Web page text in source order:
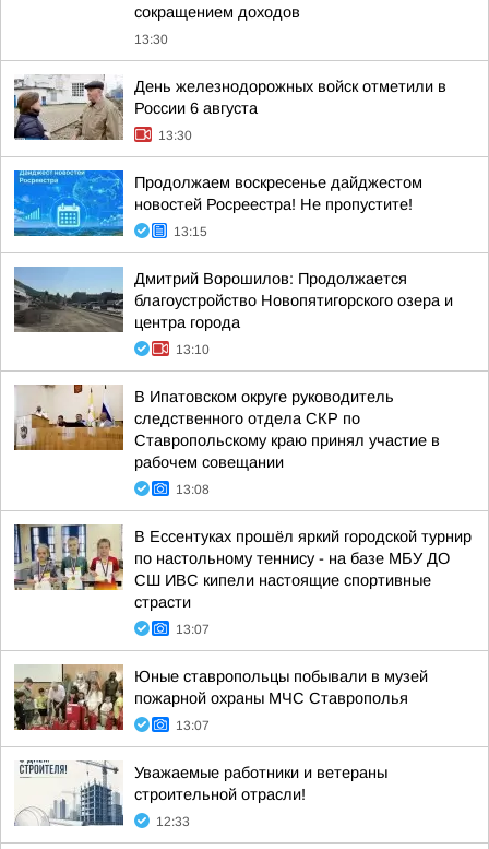
сокращением доходов
13:30
День железнодорожных войск отметили в
России 6 августа
13:30
Продолжаем воскресенье дайджестом
новостей Росреестра! Не пропустите!
13:15
Дмитрий Ворошилов: Продолжается
благоустройство Новопятигорского озера и
центра города
13:10
В Ипатовском округе руководитель
следственного отдела СКР по
Ставропольскому краю принял участие в
рабочем совещании
13:08
В Ессентуках прошёл яркий городской турнир
по настольному теннису - на базе МБУ ДО
СШ ИВС кипели настоящие спортивные
страсти
13:07
Юные ставропольцы побывали в музей
пожарной охраны МЧС Ставрополья
13:07
Уважаемые работники и ветераны
строительной отрасли!
12:33